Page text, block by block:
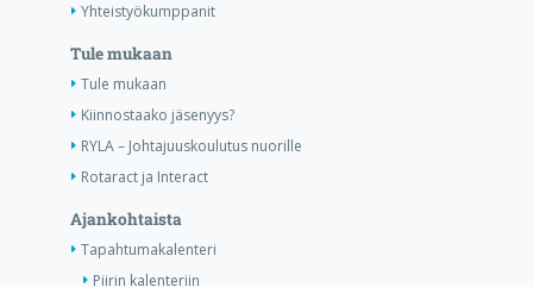
Yhteistyökumppanit
Tule mukaan
Tule mukaan
Kiinnostaako jäsenyys?
RYLA – Johtajuuskoulutus nuorille
Rotaract ja Interact
Ajankohtaista
Tapahtumakalenteri
Piirin kalenteriin